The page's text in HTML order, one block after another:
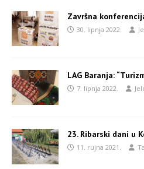
Završna
30. lipnja 2022.
LAG Baranja:
7. lipnja 2022.
23. Ribarski dani u
11. rujna 2021.